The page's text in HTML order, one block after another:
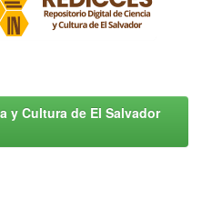
y Cultura de El Salvador